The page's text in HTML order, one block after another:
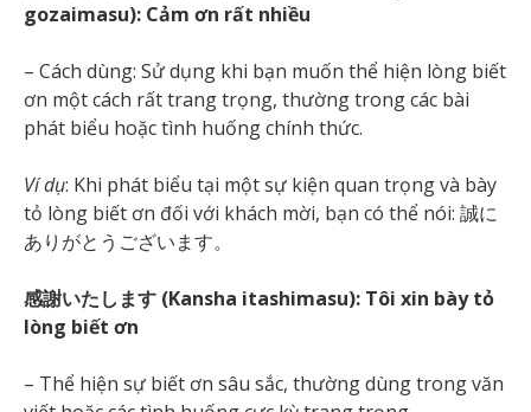
gozaimasu): Cảm ơn rất nhiều
– Cách dùng: Sử dụng khi bạn muốn thể hiện lòng biết
ơn một cách rất trang trọng, thường trong các bài
phát biểu hoặc tình huống chính thức.
Ví dụ: Khi phát biểu tại một sự kiện quan trọng và bày
tỏ lòng biết ơn đối với khách mời, bạn có thể nói: 誠に
ありがとうございます。
感謝いたします (Kansha itashimasu): Tôi xin bày tỏ
lòng biết ơn
– Thể hiện sự biết ơn sâu sắc, thường dùng trong văn